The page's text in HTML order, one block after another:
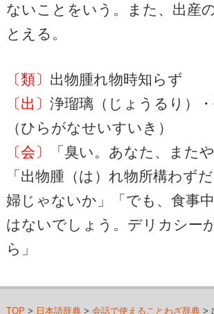
ないことをいう。また、出産
とえる。
〔類〕 出物腫れ物時知らず
〔出〕 浄瑠璃（じょうるり）
（ひらがなせいすいき）
〔会〕
「臭い。あなた、また
「出物腫（は）れ物所構わず
婦じゃないか」「でも、食事
はないでしょう。デリカシー
ら」
TOP > 日本語辞典> 会話で使えることわざ辞典>